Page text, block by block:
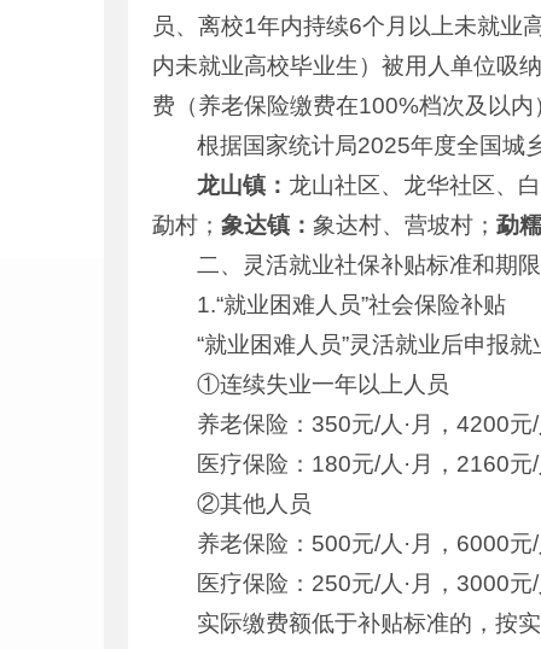
员、离校1年内持续6个月以上未就业
内未就业高校毕业生）被用人单位吸
费（养老保险缴费在100%档次及以内
根据国家统计局2025年度全国城
龙山镇： 龙山社区、龙华社区、
勐村； 象达镇： 象达村、营坡村； 勐
二、灵活就业社保补贴标准和期限
1.“就业困难人员”社会保险补贴
“就业困难人员”灵活就业后申报
①连续失业一年以上人员
养老保险：350元/人·月，4200元
医疗保险：180元/人·月，2160元
②其他人员
养老保险：500元/人·月，6000元
医疗保险：250元/人·月，3000元
实际缴费额低于补贴标准的，按